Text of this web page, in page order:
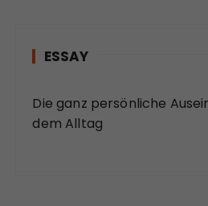
ESSAY
Die ganz persönliche
dem Alltag